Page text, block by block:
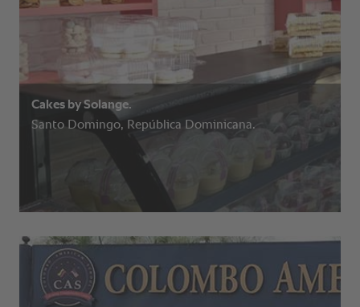
Cakes by Solange.
Santo Domingo, República Dominicana.